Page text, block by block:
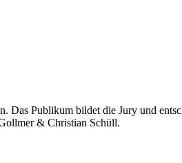
Das Publikum bildet die Jury und
& Christian Schüll.